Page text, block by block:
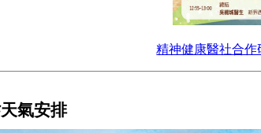
精神健康醫社合
氣安排